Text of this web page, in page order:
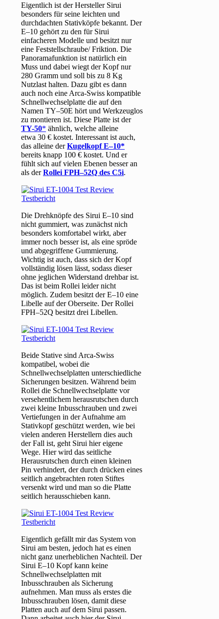
Eigentlich ist der Hersteller Sirui
besonders für seine leichten und
durchdachten Stativköpfe bekannt. Der
E–10 gehört zu den für Sirui
einfacheren Modelle und besitzt nur
eine Feststellschraube/ Friktion. Die
Panoramafunktion ist natürlich ein
Muss und dabei wiegt der Kopf nur
280 Gramm und soll bis zu 8 Kg
Nutzlast halten. Dazu gibt es dann
auch noch eine Arca-Swiss kompatible
Schnellwechselplatte die auf den
Namen TY–50E hört und Werkzeuglos
zu montieren ist. Diese Platte ist der
TY-50
ähnlich, welche alleine
etwa 30 € kostet. Interessant ist auch,
das alleine derKugelkopf E–10
bereits knapp 100 € kostet. Und er
fühlt sich auf vielen Ebenen besser an
als derRollei FPH–52Q des C5i.
Die Drehknöpfe des Sirui E–10 sind
nicht gummiert, was zunächst nich
besonders komfortabel wirkt, aber
immer noch besser ist, als eine spröde
und abgegriffene Gummierung.
Wichtig ist auch, dass sich der Kopf
vollständig lösen lässt, sodass dieser
ohne jeglichen Widerstand drehbar ist.
Das ist beim Rollei leider nicht
möglich. Zudem besitzt der E–10 eine
Libelle auf der Oberseite. Der Rollei
FPH–52Q besitzt drei Libellen.
Beide Stative sind Arca-Swiss
kompatibel, wobei die
Schnellwechselplatten unterschiedliche
Sicherungen besitzen. Während beim
Rollei die Schnellwechselplatte vor
versehentlichem herausrutschen durch
zwei kleine Inbusschrauben und zwei
Vertiefungen in der Aufnahme am
Stativkopf geschützt werden, wie bei
vielen anderen Herstellern dies auch
der Fall ist, geht Sirui hier eigene
Wege. Hier wird das seitliche
Herausrutschen durch einen kleinen
Pin verhindert, der durch drücken eines
seitlich angebrachten roten Stiftes
versenkt wird und man so die Platte
seitlich herausschieben kann.
Eigentlich gefällt mir das System von
Sirui am besten, jedoch hat es einen
nicht ganz unerheblichen Nachteil. Der
Sirui E–10 Kopf kann keine
Schnellwechselplatten mit
Inbusschrauben als Sicherung
aufnehmen. Man muss als erstes die
Inbusschrauben lösen, damit diese
Platten auch auf dem Sirui passen.